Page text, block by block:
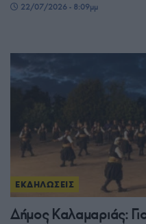
22/07/2026 - 8:09μμ
ΕΚΔΗΛΩΣΕΙΣ
Δήμος Καλαμαριάς: